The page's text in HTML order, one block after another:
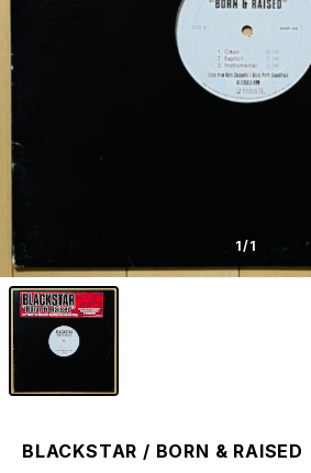
1/1
BLACKSTAR / BORN & RAISED